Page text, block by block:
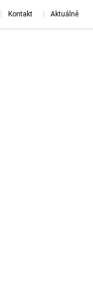
Kontakt Aktuálně